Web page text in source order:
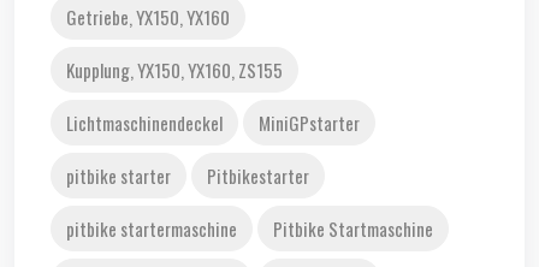
Getriebe, YX150, YX160
Kupplung, YX150, YX160, ZS155
Lichtmaschinendeckel
MiniGPstarter
pitbike starter
Pitbikestarter
pitbike startermaschine
Pitbike Startmaschine